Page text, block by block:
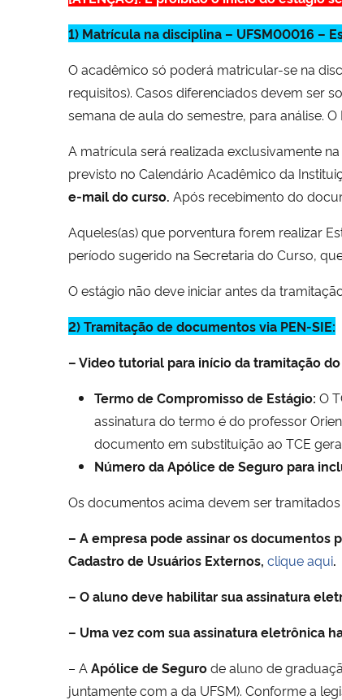
1) Matrícula na disciplina – UFSM00016 –
O acadêmico só poderá matricular-se na
requisitos). Casos diferenciados devem ser
semana de aula do semestre, para análise.
A matrícula será realizada exclusivamente
previsto no Calendário Acadêmico da
e-mail do curso. Após recebimento do
Aqueles(as) que porventura forem realizar
período sugerido na Secretaria do Curso,
O estágio não deve iniciar antes da
2) Tramitação de documentos via PEN-SIE:
– Video tutorial para início da tramitação
Termo de Compromisso de Estágio: O
assinatura do termo é do professor
documento em substituição ao TCE
Número da Apólice de Seguro para
Os documentos acima devem ser
– A empresa pode assinar os documentos
Cadastro de Usuários Externos, clique aqui.
– O aluno deve habilitar sua assinatura
– Uma vez com sua assinatura eletrônica
– A Apólice de Segurode aluno de
juntamente com a da UFSM). Conforme a